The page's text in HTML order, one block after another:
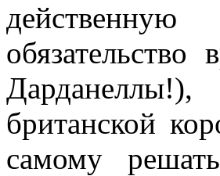
британской
самому